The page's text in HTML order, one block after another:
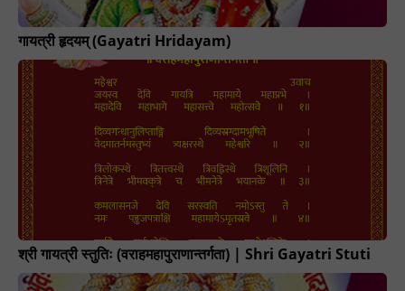
गायत्री हृदयम् (Gayatri Hridayam)
श्री गायत्री स्तुतिः (वराहमहापुराणान्तर्गता) | Shri Gayatri Stuti